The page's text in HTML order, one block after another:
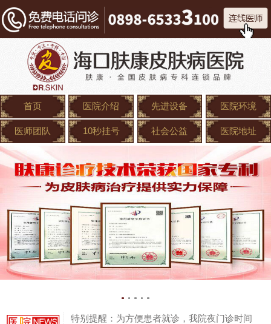
首页 医院介绍 先进设备 医院环境
医师团队 10秒挂号 社会公益 医院地址
特别提醒：为方便患者就诊，我院夜门诊时间